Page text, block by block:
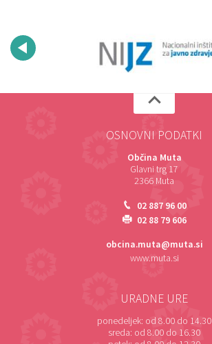
OSNOVNI PODATKI
Občina Muta
Glavni trg 17
2366 Muta
02 887 96 00
02 88 79 606
obcina.muta@muta.si
www.muta.si
URADNE URE
ponedeljek: od 8.00 do 14.30
sreda: od 8.00 do 16.30